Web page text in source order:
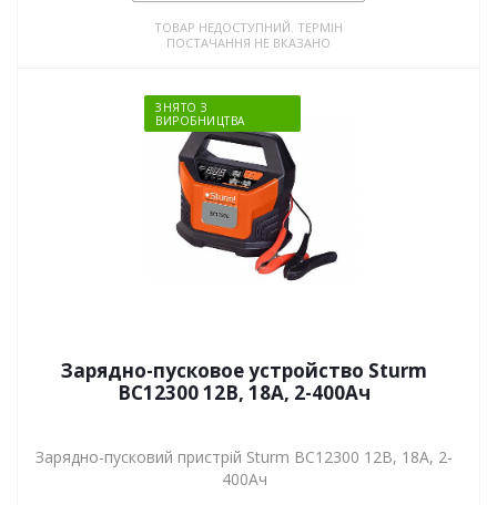
ТОВАР НЕДОСТУПНИЙ. ТЕРМІН
ПОСТАЧАННЯ НЕ ВКАЗАНО
ЗНЯТО З
ВИРОБНИЦТВА
Зарядно-пусковое устройство Sturm
BC12300 12В, 18А, 2-400Ач
Зарядно-пусковий пристрій Sturm BC12300 12В, 18А, 2-
400Ач